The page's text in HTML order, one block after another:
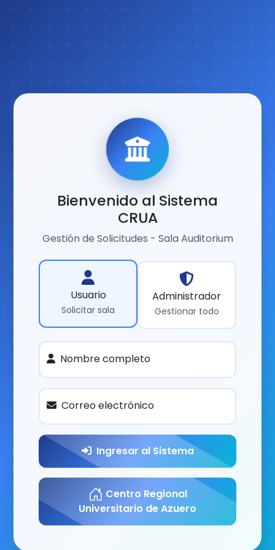
Bienvenido al Sistema
CRUA
Gestión de Solicitudes - Sala Auditorium
Usuario
Solicitar sala
Administrador
Gestionar todo
Nombre completo
Correo electrónico
Ingresar al Sistema
Centro Regional
Universitario de Azuero